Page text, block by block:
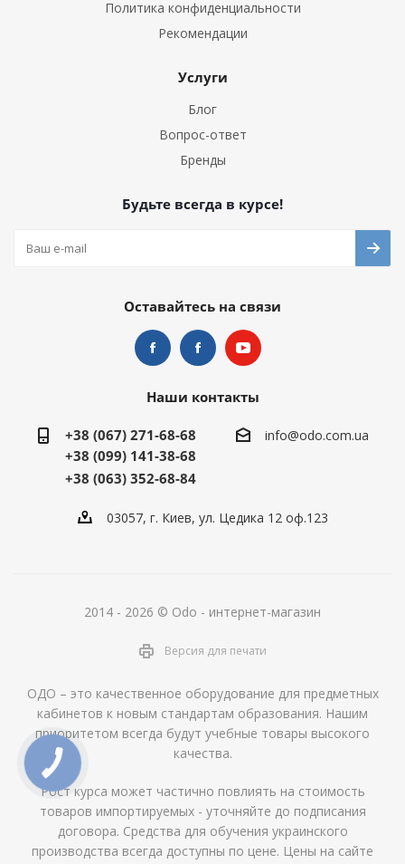
Политика конфиденциальности
Рекомендации
Услуги
Блог
Вопрос-ответ
Бренды
Будьте всегда в курсе!
Оставайтесь на связи
Наши контакты
+38 (067) 271-68-68
+38 (099) 141-38-68
+38 (063) 352-68-84
info@odo.com.ua
03057, г. Киев, ул. Цедика 12 оф.123
2014 - 2026 © Odo - интернет-магазин
Версия для печати
ОДО – это качественное оборудование для предметных
кабинетов к новым стандартам образования. Нашим
приоритетом всегда будут учебные товары высокого
качества.
Рост курса может частично повлиять на стоимость
товаров импортируемых - уточняйте до подписания
договора. Средства для обучения украинского
производства всегда доступны по цене. Цены на сайте